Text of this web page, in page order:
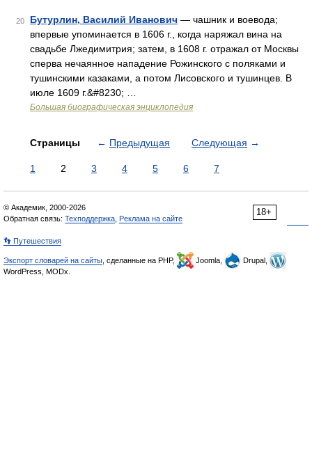
20 Бутурлин, Василий Иванович — чашник и воевода;
впервые упоминается в 1606 г., когда наряжал вина на
свадьбе Лжедимитрия; затем, в 1608 г. отражал от Москвы
сперва нечаянное нападение Рожинского с поляками и
тушинскими казаками, а потом Лисовского и тушинцев. В
июле 1609 г.&#8230; …
Большая биографическая энциклопедия
Страницы ← Предыдущая Следующая →
1 2 3 4 5 6 7
18+
© Академик, 2000-2026
Обратная связь: Техподдержка Реклама на сайте
👣 Путешествия
Экспорт словарей на сайты , сделанные на PHP, Joomla,
Drupal,
WordPress, MODx.